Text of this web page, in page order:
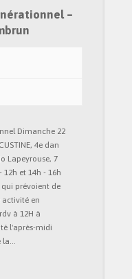
–
Dimanche 22
4e dan
Lapeyrouse, 7
12h et 14h - 16h
qui prévoient de
activité en
à 12H à
l'après-midi